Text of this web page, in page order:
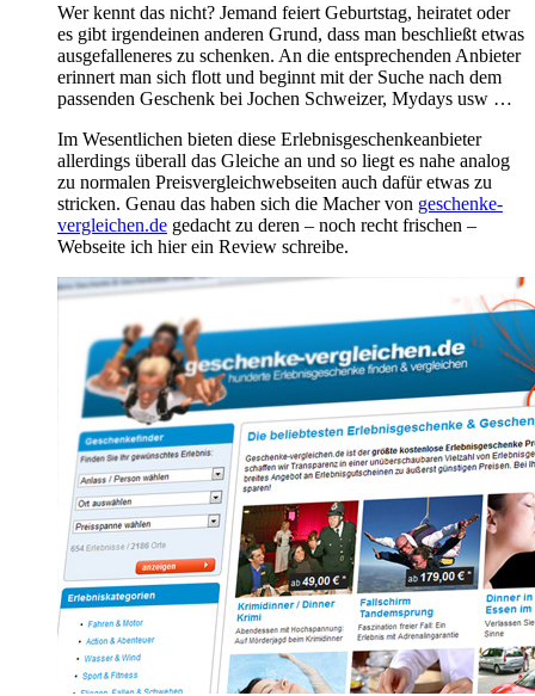
Wer kennt das nicht? Jemand feiert Geburtstag, heiratet oder
es gibt irgendeinen anderen Grund, dass man beschließt etwas
ausgefalleneres zu schenken. An die entsprechenden Anbieter
erinnert man sich flott und beginnt mit der Suche nach dem
passenden Geschenk bei Jochen Schweizer, Mydays usw …
Im Wesentlichen bieten diese Erlebnisgeschenkeanbieter
allerdings überall das Gleiche an und so liegt es nahe analog
zu normalen Preisvergleichwebseiten auch dafür etwas zu
stricken. Genau das haben sich die Macher von geschenke-
vergleichen.de gedacht zu deren – noch recht frischen –
Webseite ich hier ein Review schreibe.